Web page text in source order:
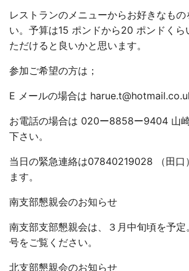
レストランのメニューからお好きなもの
い。予算は15 ポンドから20 ポンドくら
ただけると良いかと思います。
参加ご希望の方は；
E メールの場合は
お電話の場合は 020ー8858ー9404 山
下さい。
当日の緊急連絡は07840219028 （田口
ます。
南支部懇親会のお知らせ
南支部支部懇親会は、 ３月中旬頃を予定
号をご覧ください。
北支部懇親会のお知らせ